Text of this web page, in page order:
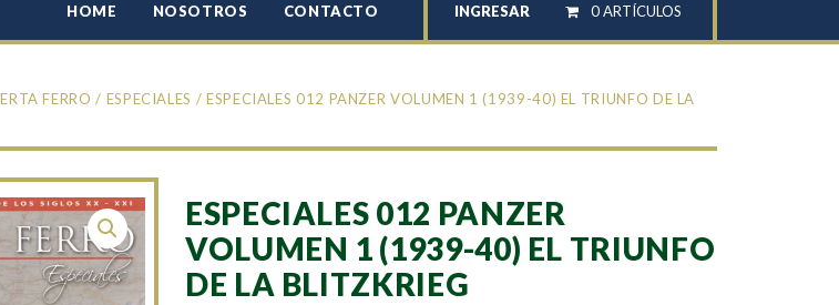
HOME NOSOTROS CONTACTO INGRESAR 0 ARTÍCULOS
FERRO / ESPECIALES / ESPECIALES 012 PANZER VOLUMEN 1 (1939-40) EL TRIUNFO DE LA
ESPECIALES 012 PANZER
VOLUMEN 1 (1939-40) EL TRIUNFO
DE LA BLITZKRIEG